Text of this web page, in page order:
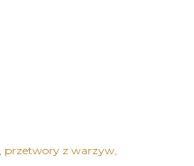
przetwory z warzyw